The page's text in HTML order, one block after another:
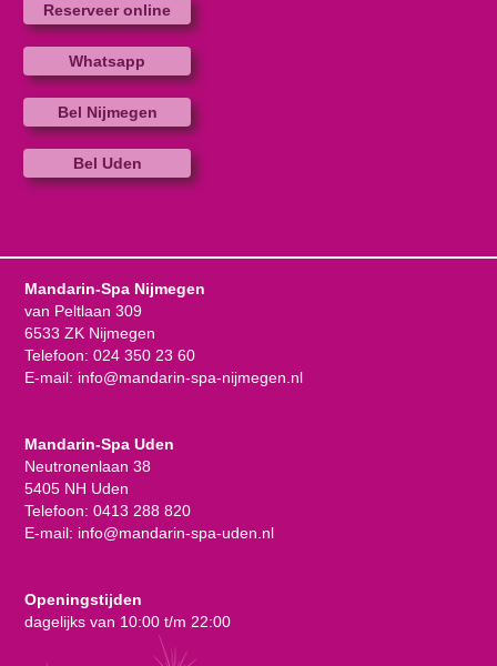
Reserveer online
Whatsapp
Bel Nijmegen
Bel Uden
Mandarin-Spa Nijmegen
van Peltlaan 309
6533 ZK Nijmegen
Telefoon: 024 350 23 60
E-mail: info@mandarin-spa-nijmegen.nl
Mandarin-Spa Uden
Neutronenlaan 38
5405 NH Uden
Telefoon: 0413 288 820
E-mail: info@mandarin-spa-uden.nl
Openingstijden
dagelijks van 10:00 t/m 22:00